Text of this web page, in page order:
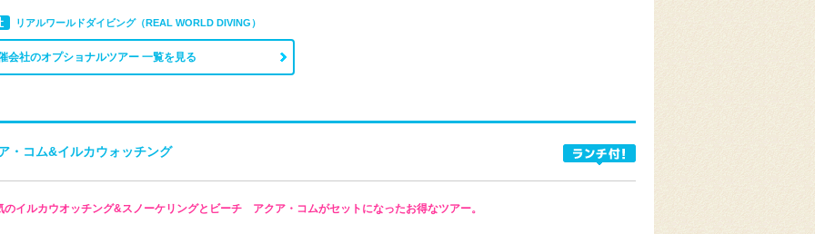
リアルワールドダイビング（REAL WORLD DIVING）
会社のオプショナルツアー 一覧を見る
・コム&イルカウォッチング
のイルカウオッチング&スノーケリングとビーチ アクア・コムがセットになったお得なツアー。